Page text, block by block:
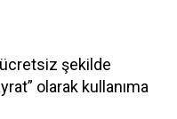
ücretsiz şekilde
olarak kullanıma